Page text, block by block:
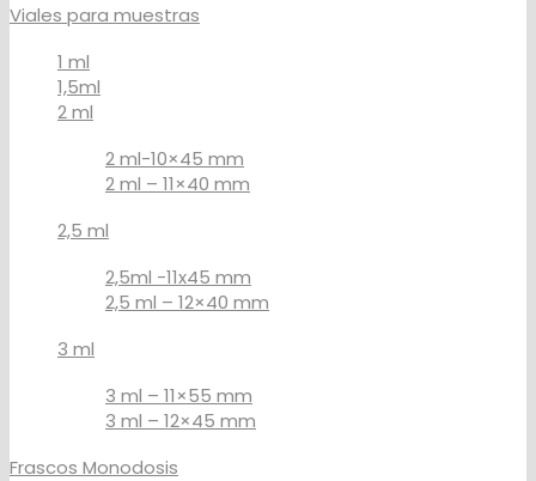
Viales para muestras
1 ml
1,5ml
2 ml
2 ml-10×45 mm
2 ml – 11×40 mm
2,5 ml
2,5ml -11x45 mm
2,5 ml – 12×40 mm
3 ml
3 ml – 11×55 mm
3 ml – 12×45 mm
Frascos Monodosis